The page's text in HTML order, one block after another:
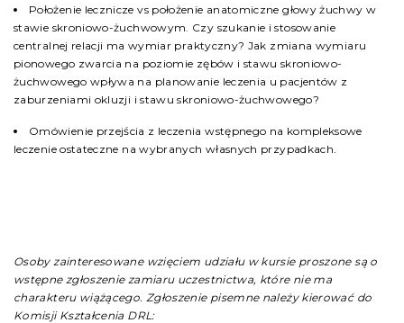
Położenie lecznicze vs położenie anatomiczne głowy żuchwy w
stawie skroniowo-żuchwowym. Czy szukanie i stosowanie
centralnej relacji ma wymiar praktyczny? Jak zmiana wymiaru
pionowego zwarcia na poziomie zębów i stawu skroniowo-
żuchwowego wpływa na planowanie leczenia u pacjentów z
zaburzeniami okluzji i stawu skroniowo-żuchwowego?
Omówienie przejścia z leczenia wstępnego na kompleksowe
leczenie ostateczne na wybranych własnych przypadkach.
Osoby zainteresowane wzięciem udziału w kursie proszone są o
wstępne zgłoszenie zamiaru uczestnictwa, które nie ma
charakteru wiążącego. Zgłoszenie pisemne należy kierować do
Komisji Kształcenia DRL: